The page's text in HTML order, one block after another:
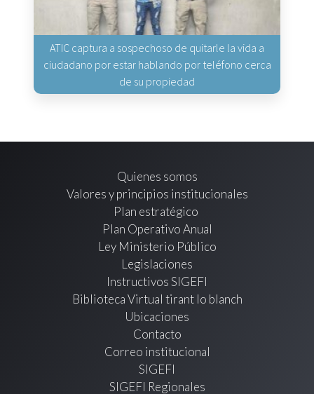
ATIC captura a sospechoso de quitarle la vida a
ciudadano por estar hablando por teléfono cerca
de su propiedad
Quienes somos
Valores y principios institucionales
Plan estratégico
Plan Operativo Anual
Ley Ministerio Público
Legislaciones
Instructivos SIGEFI
Biblioteca Virtual tirant lo blanch
Ubicaciones
Contacto
Correo institucional
SIGEFI
SIGEFI Regionales